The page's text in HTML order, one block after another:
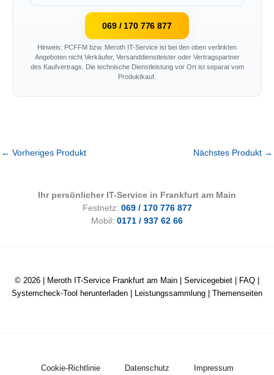
069 / 170 776 877
Hinweis: PCFFM bzw. Meroth IT-Service ist bei den oben verlinkten
Angeboten nicht Verkäufer, Versanddienstleister oder Vertragspartner
des Kaufvertrags. Die technische Dienstleistung vor Ort ist separat vom
Produktkauf.
← Vorheriges Produkt Nächstes Produkt →
Ihr persönlicher IT-Service in Frankfurt am Main
Festnetz: 069 / 170 776 877
Mobil: 0171 / 937 62 66
© 2026 | Meroth IT-Service Frankfurt am Main Servicegebiet FAQ
Systemcheck-Tool herunterladen
Leistungssammlung Themenseiten
Cookie-Richtlinie Datenschutz Impressum